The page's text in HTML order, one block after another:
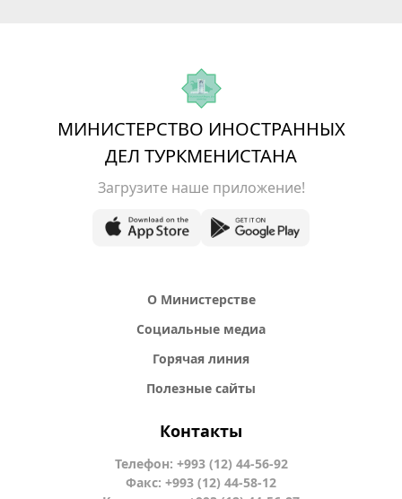
МИНИСТЕРСТВО ИНОСТРАННЫХ
ДЕЛ ТУРКМЕНИСТАНА
Загрузите наше приложение!
О Министерстве
Социальные медиа
Горячая линия
Полезные сайты
Контакты
Телефон: +993 (12) 44-56-92
Факс: +993 (12) 44-58-12